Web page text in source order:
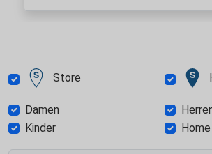
Store
Damen
Kinder
Home